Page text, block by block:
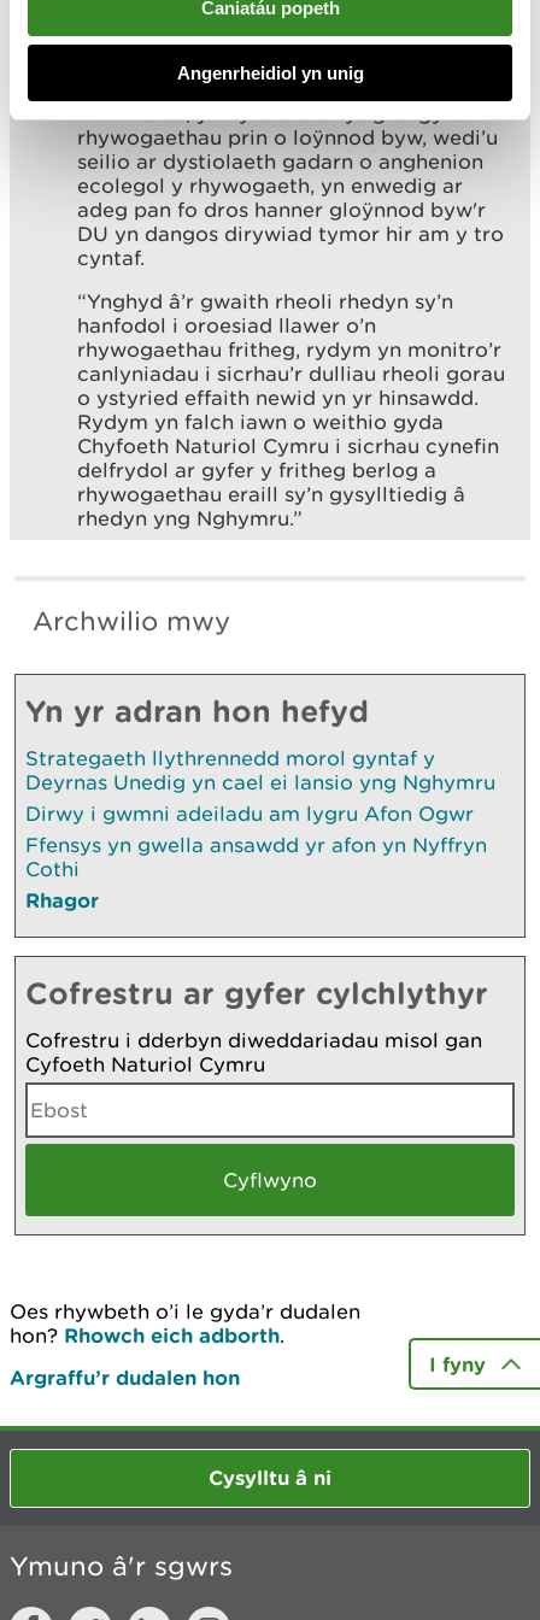
Caniatáu popeth
Angenrheidiol yn unig
mae dan fygythiad mawr ar hyd ei gynefin
ym Mhrydain, gyda dirywiad o 88%. Mae
prosiectau fel hyn, sydd wedi’u lleoli ar ein
gwarchodfa natur, Creigiau Eyarth ym
rhywogaethau prin o loÿnnod byw, wedi’u
seilio ar dystiolaeth gadarn o anghenion
ecolegol y rhywogaeth, yn enwedig ar
adeg pan fo dros hanner gloÿnnod byw'r
DU yn dangos dirywiad tymor hir am y tro
cyntaf.
“Ynghyd â’r gwaith rheoli rhedyn sy’n
hanfodol i oroesiad llawer o’n
rhywogaethau fritheg, rydym yn monitro’r
canlyniadau i sicrhau’r dulliau rheoli gorau
o ystyried effaith newid yn yr hinsawdd.
Rydym yn falch iawn o weithio gyda
Chyfoeth Naturiol Cymru i sicrhau cynefin
delfrydol ar gyfer y fritheg berlog a
rhywogaethau eraill sy’n gysylltiedig â
rhedyn yng Nghymru.”
Archwilio mwy
Yn yr adran hon hefyd
Strategaeth llythrennedd morol gyntaf y
Deyrnas Unedig yn cael ei lansio yng Nghymru
Dirwy i gwmni adeiladu am lygru Afon Ogwr
Ffensys yn gwella ansawdd yr afon yn Nyffryn
Cothi
Rhagor
Cofrestru ar gyfer cylchlythyr
Cofrestru i dderbyn diweddariadau misol gan
Cyfoeth Naturiol Cymru
Oes rhywbeth o’i le gyda’r dudalen
hon? Rhowch eich adborth.
Argraffu’r dudalen hon
I fyny
Cysylltu â ni
Ymuno â'r sgwrs